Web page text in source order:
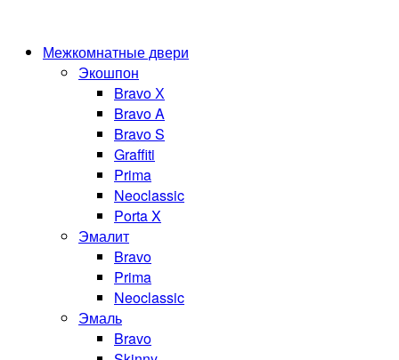
Межкомнатные двери
Экошпон
Bravo Х
Bravo A
Bravo S
Graffiti
Prima
Neoclassic
Porta X
Эмалит
Bravo
Prima
Neoclassic
Эмаль
Bravo